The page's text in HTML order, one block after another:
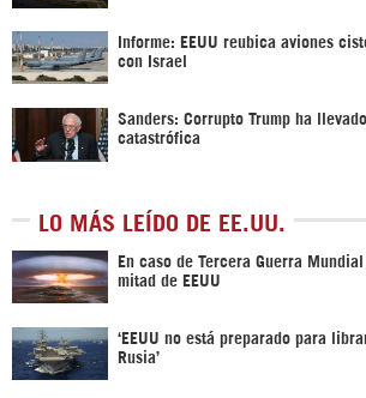
Informe: EEUU reubica aviones
con Israel
Sanders: Corrupto Trump ha
catastrófica
LO MÁS LEÍDO DE EE.UU.
En caso de Tercera Guerra
mitad de EEUU
‘EEUU no está preparado para
Rusia’